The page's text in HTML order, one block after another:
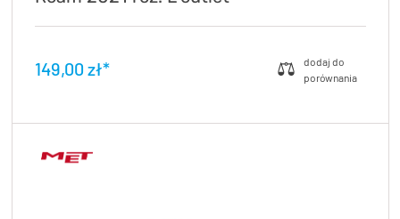
149,00 zł*